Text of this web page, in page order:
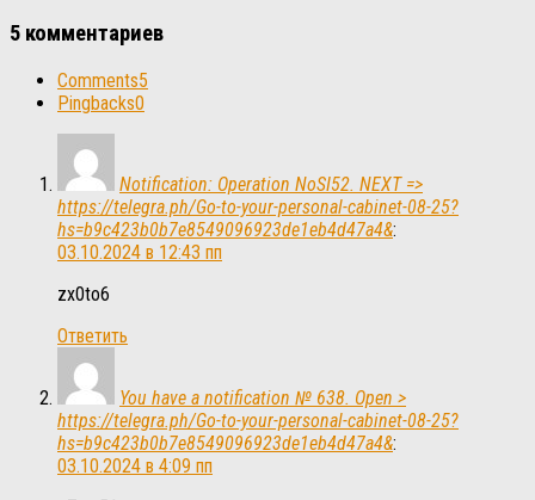
5 комментариев
Comments5
Pingbacks0
Notification: Operation NoSI52. NEXT =>
https://telegra.ph/Go-to-your-personal-cabinet-08-25?
hs=b9c423b0b7e8549096923de1eb4d47a4&:
03.10.2024 в 12:43 пп
zx0to6
Ответить
You have a notification № 638. Open >
https://telegra.ph/Go-to-your-personal-cabinet-08-25?
hs=b9c423b0b7e8549096923de1eb4d47a4&:
03.10.2024 в 4:09 пп